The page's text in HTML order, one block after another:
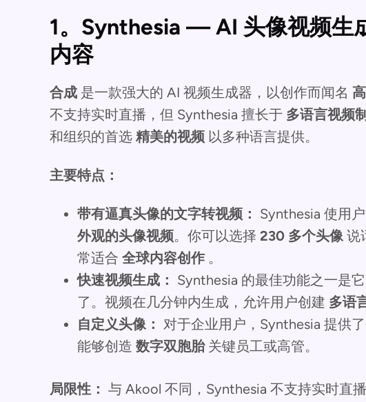
1。Synthesia — AI 头像视频生
内容
合成 是一款强大的 AI 视频生成器，以创作而闻名
不支持实时直播，但 Synthesia 擅长于 多语言视频
和组织的首选 精美的视频 以多种语言提供。
主要特点：
带有逼真头像的文字转视频： Synthesia 使用
外观的头像视频。你可以选择 230 多个头像说
常适合 全球内容创作。
快速视频生成： Synthesia 的最佳功能之一是
了。视频在几分钟内生成，允许用户创建 多语
自定义头像： 对于企业用户，Synthesia 提供
能够创造 数字双胞胎关键员工或高管。
局限性： 与 Akool 不同，Synthesia 不支持实时直